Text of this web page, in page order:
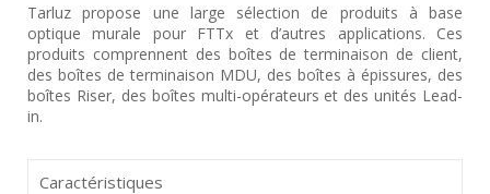
Tarluz propose une large sélection de produits à base
optique murale pour FTTx et d’autres applications. Ces
produits comprennent des boîtes de terminaison de client,
des boîtes de terminaison MDU, des boîtes à épissures, des
boîtes Riser, des boîtes multi-opérateurs et des unités Lead-
in.
Caractéristiques